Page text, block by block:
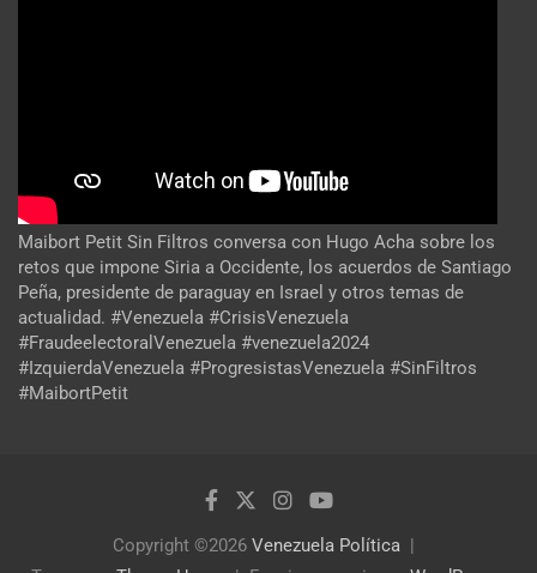
Maibort Petit Sin Filtros conversa con Hugo Acha sobre los
retos que impone Siria a Occidente, los acuerdos de Santiago
Peña, presidente de paraguay en Israel y otros temas de
actualidad. #Venezuela #CrisisVenezuela
#FraudeelectoralVenezuela #venezuela2024
#IzquierdaVenezuela #ProgresistasVenezuela #SinFiltros
#MaibortPetit
Copyright ©2026 Venezuela Política